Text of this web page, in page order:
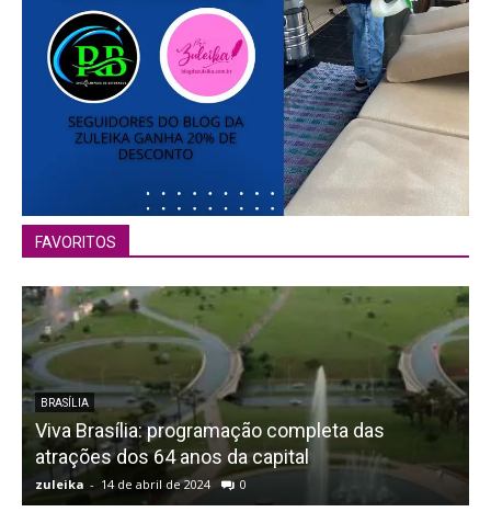
FAVORITOS
BRASÍLIA
Viva Brasília: programação completa das
atrações dos 64 anos da capital
zuleika - 14 de abril de 2024 0